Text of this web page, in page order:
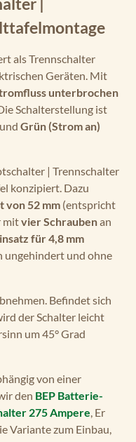
als Trennschalter
Geräten. Mit
unterbrochen
Schalterstellung ist
und Grün (Strom an)
| Trennschalter
konzipiert. Dazu
von 52 mm (entspricht
mitvier Schraubenan
für 4,8 mm
ungehindert und ohne
Befindet sich
der Schalter leicht
um 45° Grad
von einer
den BEP Batterie-
275 Ampere, Er
Variante zum Einbau,